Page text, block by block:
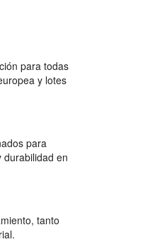
para todas
y lotes
para
durabilidad en
tanto